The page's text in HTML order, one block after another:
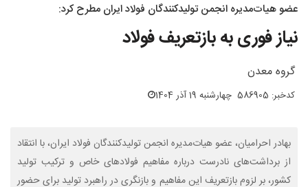
عضو هیات‌مدیره انجمن تولیدکنندگان فولاد ایران مطرح کرد:
نیاز فوری به بازتعریف فولاد
گروه معدن
کدخبر: 586905 چهارشنبه 19 آذر 1404
بهادر احرامیان، عضو هیات‌مدیره انجمن تولیدکنندگان فولاد ایران، با انتقاد
از برداشت‌های نادرست درباره مفاهیم فولادهای خاص و ترکیب تولید
کشور، بر لزوم بازتعریف این مفاهیم و بازنگری در راهبرد تولید برای حضور